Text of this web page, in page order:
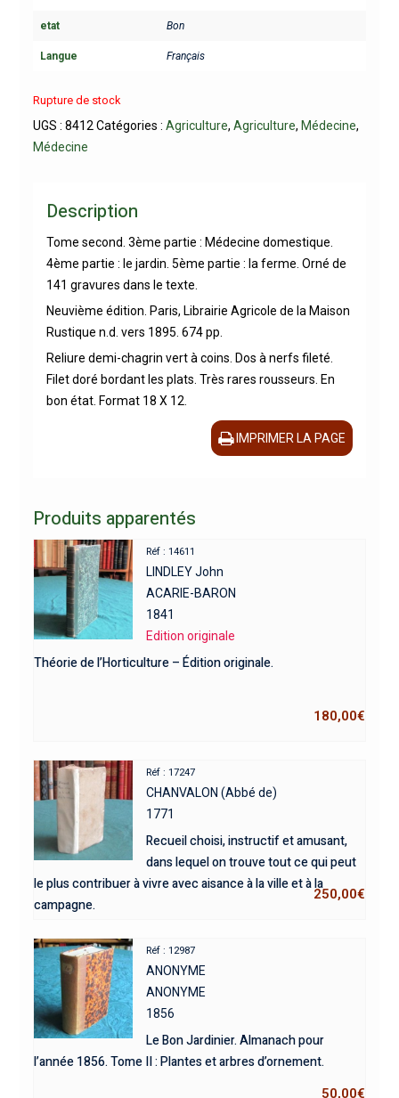
etat Bon
Langue Français
Rupture de stock
UGS : 8412 Catégories : Agriculture, Agriculture, Médecine,
Médecine
Description
Tome second. 3ème partie : Médecine domestique.
4ème partie : le jardin. 5ème partie : la ferme. Orné de
141 gravures dans le texte.
Neuvième édition. Paris, Librairie Agricole de la Maison
Rustique n.d. vers 1895. 674 pp.
Reliure demi-chagrin vert à coins. Dos à nerfs fileté.
Filet doré bordant les plats. Très rares rousseurs. En
bon état. Format 18 X 12.
IMPRIMER LA PAGE
Produits apparentés
Réf : 14611
LINDLEY John
ACARIE-BARON
1841
Edition originale
Théorie de l’Horticulture – Édition originale.
180,00€
Réf : 17247
CHANVALON (Abbé de)
1771
Recueil choisi, instructif et amusant,
dans lequel on trouve tout ce qui peut
le plus contribuer à vivre avec aisance à la ville et à la
campagne.
250,00€
Réf : 12987
ANONYME
ANONYME
1856
Le Bon Jardinier. Almanach pour
l’année 1856. Tome II : Plantes et arbres d’ornement.
50,00€